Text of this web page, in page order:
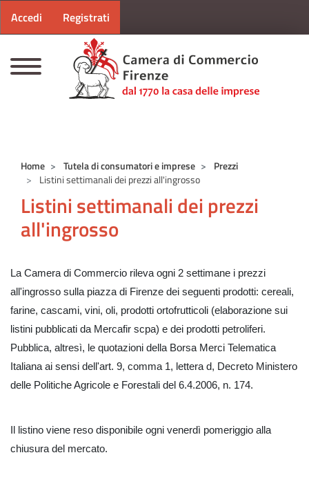
Menu profilo utente
Accedi Registrati
Home Tutela di consumatori e imprese
Prezzi
Listini settimanali dei prezzi all'ingrosso
Listini settimanali dei prezzi
all'ingrosso
La Camera di Commercio rileva ogni 2 settimane i prezzi
all'ingrosso sulla piazza di Firenze dei seguenti prodotti: cereali,
farine, cascami, vini, oli, prodotti ortofrutticoli (elaborazione sui
listini pubblicati da Mercafir scpa) e dei prodotti petroliferi.
Pubblica, altresì, le quotazioni della Borsa Merci Telematica
Italiana ai sensi dell'art. 9, comma 1, lettera d, Decreto Ministero
delle Politiche Agricole e Forestali del 6.4.2006, n. 174.
Il listino viene reso disponibile ogni venerdì pomeriggio alla
chiusura del mercato.